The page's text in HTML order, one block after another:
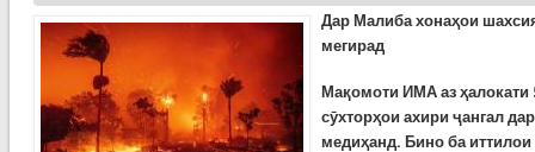
Дар Малиба хонаҳои
мегирад
Мақомоти ИМА аз ҳалокати
сӯхторҳои ахири ҷангал
медиҳанд. Бино ба